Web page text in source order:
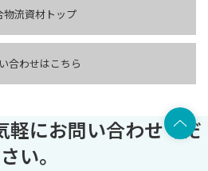
物流資材トップ
合わせはこちら
軽にお問い合わせくだ
さい。